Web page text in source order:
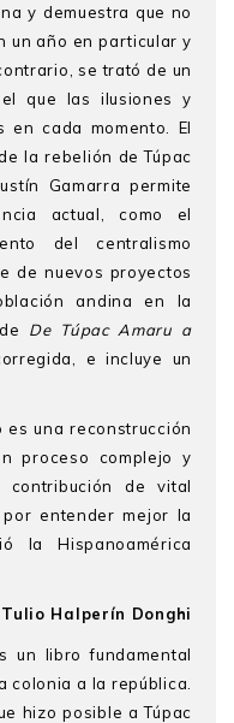
y demuestra que no
un año en particular y
se trató de un
que las ilusiones y
en cada momento. El
la rebelión de Túpac
Gamarra permite
actual, como el
del centralismo
de nuevos proyectos
andina en la
De Túpac Amaru a
e incluye un
una reconstrucción
proceso complejo y
contribución de vital
entender mejor la
la Hispanoamérica
Tulio Halperín Donghi
un libro fundamental
colonia a la república.
hizo posible a Túpac